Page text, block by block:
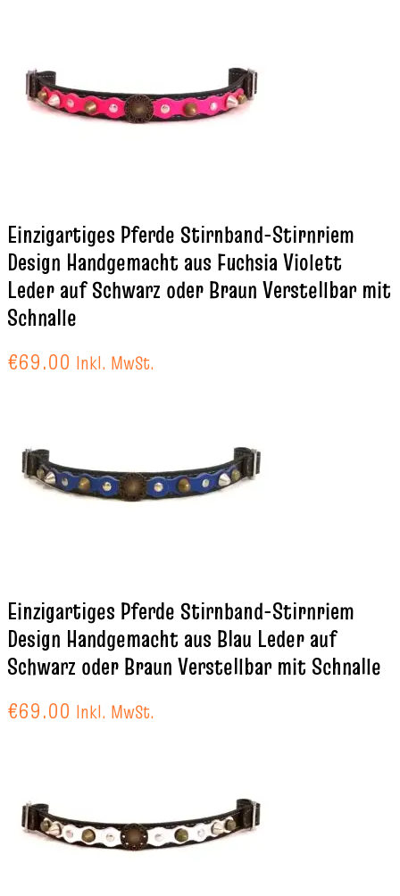
Einzigartiges Pferde Stirnband-Stirnriem
Design Handgemacht aus Fuchsia Violett
Leder auf Schwarz oder Braun Verstellbar mit
Schnalle
€69.00 Inkl. MwSt.
Einzigartiges Pferde Stirnband-Stirnriem
Design Handgemacht aus Blau Leder auf
Schwarz oder Braun Verstellbar mit Schnalle
€69.00 Inkl. MwSt.